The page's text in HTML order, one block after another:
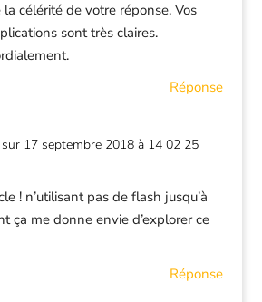
la célérité de votre réponse. Vos
sont très claires.
Réponse
sur 17 septembre 2018 à 14 02 25
! n’utilisant pas de flash jusqu’à
ça me donne envie d’explorer ce
Réponse